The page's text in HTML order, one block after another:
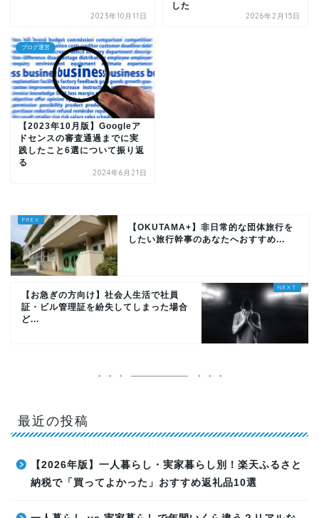
2023年10月11日
した
2026年2月15日
ブログ運営
【2023年10月版】Googleア
ドセンスの審査通過までに実
践したこと6選について振り返
る
2024年6月21日
【OKUTAMA+】非日常的な団体旅行を
したい旅行幹事のあなたへおすすめ...
【お急ぎの方向け】社会人生活で社員
証・ビル管理証を紛失してしまった場合
ど...
最近の投稿
【2026年版】一人暮らし・実家暮らし別！楽天ふるさと
納税で「買ってよかった」おすすめ返礼品10選